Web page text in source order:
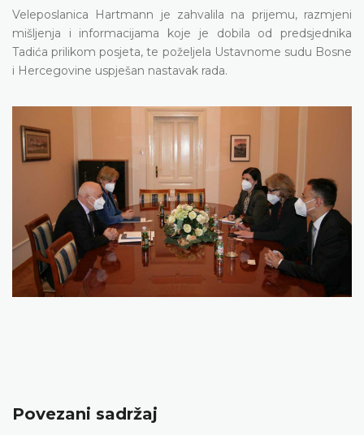
Veleposlanica Hartmann je zahvalila na prijemu, razmjeni
mišljenja i informacijama koje je dobila od predsjednika
Tadića prilikom posjeta, te poželjela Ustavnome sudu Bosne
i Hercegovine uspješan nastavak rada.
Povezani sadržaj